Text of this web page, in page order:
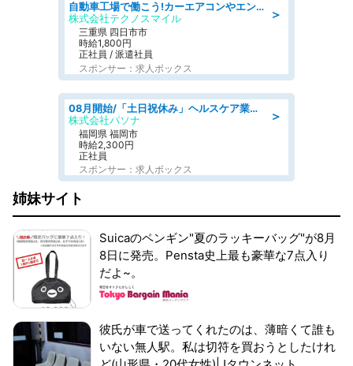
＞
自動車工場で働こう!カーエアコンやエンジンの製造・加工業務/寮完備 denso aichi
株式会社テクノスマイル
三重県 四日市市
時給1,800円
正社員 / 派遣社員
スポンサー：求人ボックス
＞
08月開始/「土日祝休み」ヘルスケア業界の産業保健師/高時給/未経験OK/要資格:保健師、正看護師
株式会社パソナ
福岡県 福岡市
時給2,300円
正社員
スポンサー：求人ボックス
姉妹サイト
Suicaのペンギン"夏のラッキーバッグ"が8月
8日に発売。Pensta史上最も豪華な7点入り
だよ~。
彼氏が車で送ってくれたのは、薄暗くて誰も
いない無人駅。私は切符を買おうとしたけれ